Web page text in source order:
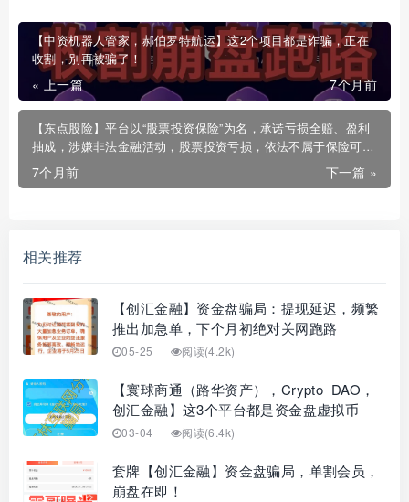
【中资机器人管家，郝伯罗特航运】这2个项目都是诈骗，正在
收割，别再被骗了！
« 上一篇 7个月前
【东点股险】平台以“股票投资保险”为名，承诺亏损全赔、盈利
抽成，涉嫌非法金融活动，股票投资亏损，依法不属于保险可承
保范围！
下一篇 »
7个月前
相关推荐
【创汇金融】资金盘骗局：提现延迟，频繁
推出加急单，下个月初绝对关网跑路
05-25 阅读(4.2k)
【寰球商通（路华资产），Crypto DAO，
创汇金融】这3个平台都是资金盘虚拟币
03-04 阅读(6.4k)
套牌【创汇金融】资金盘骗局，单割会员，
崩盘在即！